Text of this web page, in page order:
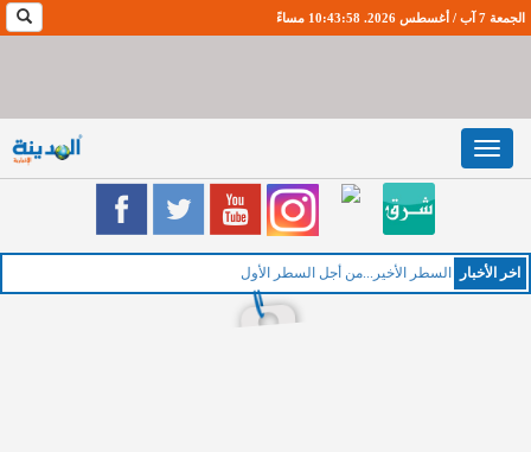
الجمعة 7 آب / أغسطس 2026. 10:43:59 مساءً
Toggle
navigation
اخر اﻷخبار الخميس :